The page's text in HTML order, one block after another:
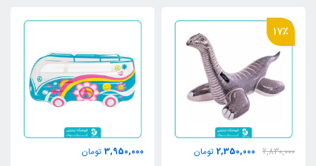
17٪
2,830,000
2,350,000 تومان
3,950,000 تومان